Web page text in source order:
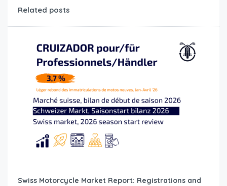
Related posts
Swiss Motorcycle Market Report: Registrations and